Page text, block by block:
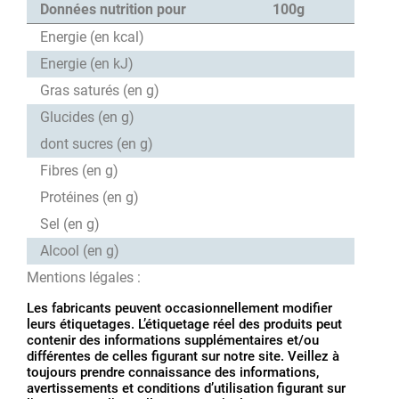
Données nutrition pour
100g
Energie (en kcal)
Energie (en kJ)
Gras saturés (en g)
Glucides (en g)
dont sucres (en g)
Fibres (en g)
Protéines (en g)
Sel (en g)
Alcool (en g)
Mentions légales :
Les fabricants peuvent occasionnellement modifier
leurs étiquetages. L’étiquetage réel des produits peut
contenir des informations supplémentaires et/ou
différentes de celles figurant sur notre site. Veillez à
toujours prendre connaissance des informations,
avertissements et conditions d’utilisation figurant sur